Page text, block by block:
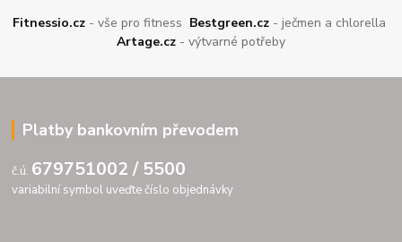
Fitnessio.cz - vše pro fitness Bestgreen.cz - ječmen a chlorella
Artage.cz - výtvarné potřeby
Platby bankovním převodem
č.ú. 679751002 / 5500
variabilní symbol uveďte číslo objednávky